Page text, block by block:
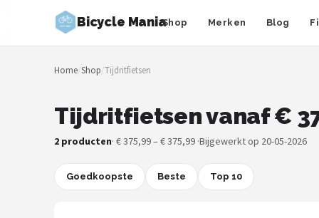
Bicycle ManiaShop Merken Blog
Zoeken
NAVIGATIE
Merken
Home/Shop/Tijdritfietsen
Tijdritfietsen vanaf €
2 producten· € 375,99 – € 375,99 ·Bijgewerkt op 20-05-2026
Goedkoopste Beste Top 10